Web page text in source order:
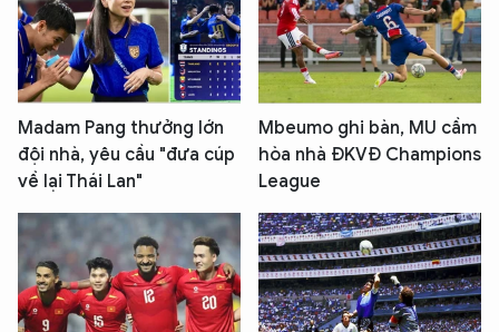
Madam Pang thưởng lớn
đội nhà, yêu cầu "đưa cúp
về lại Thái Lan"
Mbeumo ghi bàn, MU cầm
hòa nhà ĐKVĐ Champions
League